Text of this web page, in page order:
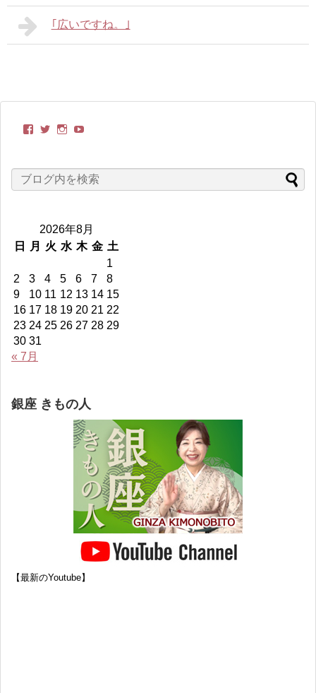
｢広いですね。｣
kimonobito
プ
ロ
ル
を
Facebook
表
示
itoyasuko
プ
ロ
ル
を
Twitter
表
示
kimonobito68
プ
ロ
ル
を
Instagram
表
示
の
プ
ー
ル
を
YouTube
で
表
示
2026年8月
日
月 火 水 木 金 土
1
2
3 4 5 6 7
8
9
10 11 12 13 14 15
16 17 18 19 20 21 22
23 24 25 26 27 28 29
30 31
« 7月
銀座 きもの人
【最新のYoutube】